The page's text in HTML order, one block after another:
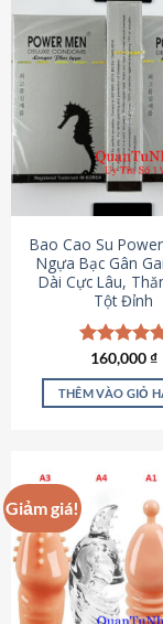
có
nhiều
biến
thể.
Các
tùy
chọn
có
chọn
trên
trang
sản
phẩm
Bao Cao Su
Ngựa Bạc Gân
Dài Cực Lâu,
Tột Đỉnh
Được xếp
hạng4.73
5 sao
160,000₫
THÊM VÀO GIỎ
Giảm giá!